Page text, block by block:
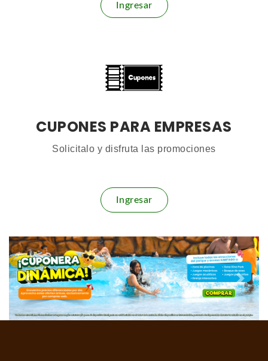
Ingresar
CUPONES PARA EMPRESAS
Solicitalo y disfruta las promociones
Ingresar
Anterior